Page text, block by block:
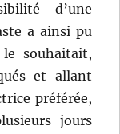
d’une
a ainsi pu
souhaitait,
et allant
préférée,
jours